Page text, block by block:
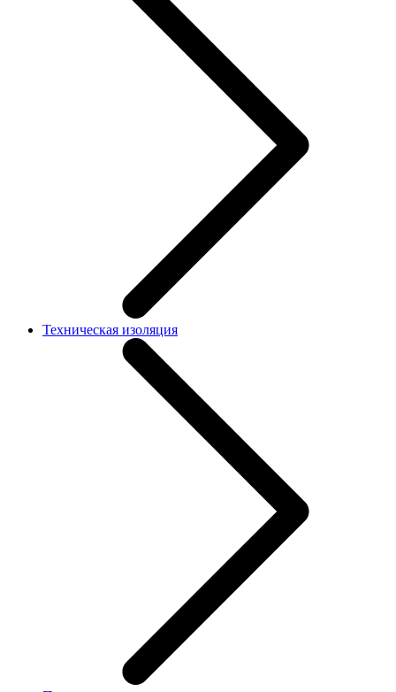
Техническая изоляция